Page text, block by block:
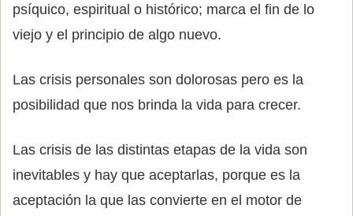
psíquico, espiritual o histórico; marca el fin de lo
viejo y el principio de algo nuevo.
Las crisis personales son dolorosas pero es la
posibilidad que nos brinda la vida para crecer.
Las crisis de las distintas etapas de la vida son
inevitables y hay que aceptarlas, porque es la
aceptación la que las convierte en el motor de